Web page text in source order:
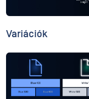
Variációk